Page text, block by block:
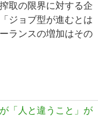
取の限界に対する企
ジョブ型が進むとは
ランスの増加はその
「人と違うこと」が